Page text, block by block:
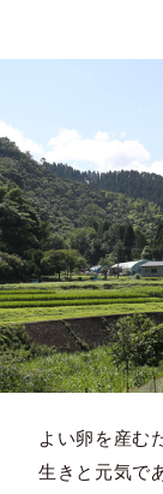
よい卵を産む
生きと元気で